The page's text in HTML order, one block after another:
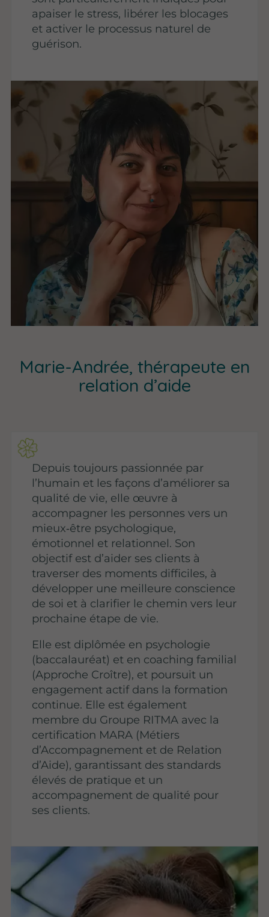
apaiser le stress, libérer les blocages
et activer le processus naturel de
guérison.
Marie-Andrée, thérapeute en
relation d’aide
Depuis toujours passionnée par
l’humain et les façons d’améliorer sa
qualité de vie, elle œuvre à
accompagner les personnes vers un
mieux‑être psychologique,
émotionnel et relationnel. Son
objectif est d’aider ses clients à
traverser des moments difficiles, à
développer une meilleure conscience
de soi et à clarifier le chemin vers leur
prochaine étape de vie.
Elle est diplômée en psychologie
(baccalauréat) et en coaching familial
(Approche Croître), et poursuit un
engagement actif dans la formation
continue. Elle est également
membre du Groupe RITMA avec la
certification MARA (Métiers
d’Accompagnement et de Relation
d’Aide), garantissant des standards
élevés de pratique et un
accompagnement de qualité pour
ses clients.